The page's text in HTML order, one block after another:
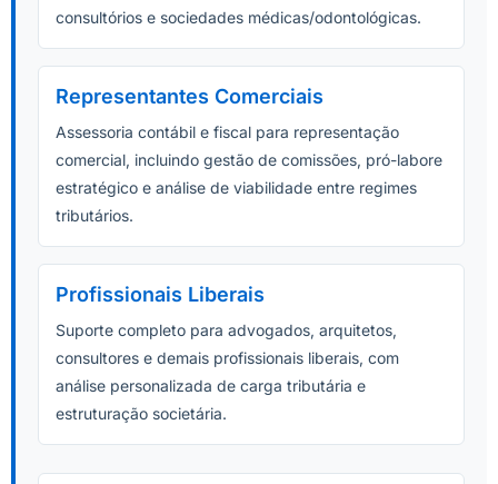
consultórios e sociedades médicas/odontológicas.
Representantes Comerciais
Assessoria contábil e fiscal para representação
comercial, incluindo gestão de comissões, pró-labore
estratégico e análise de viabilidade entre regimes
tributários.
Profissionais Liberais
Suporte completo para advogados, arquitetos,
consultores e demais profissionais liberais, com
análise personalizada de carga tributária e
estruturação societária.